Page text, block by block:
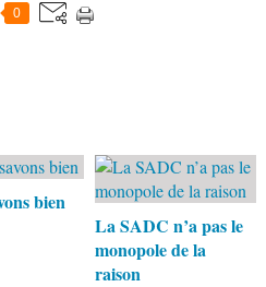
0
bien
La SADC n’a pas le
monopole de la
raison